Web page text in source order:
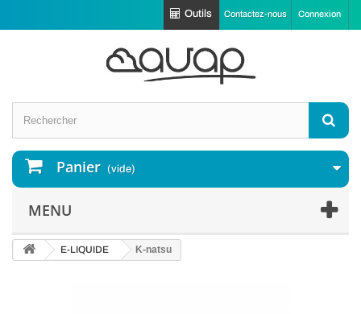
Connexion
Contactez-nous
Outils
Panier (vide)
MENU
E-LIQUIDE K-natsu